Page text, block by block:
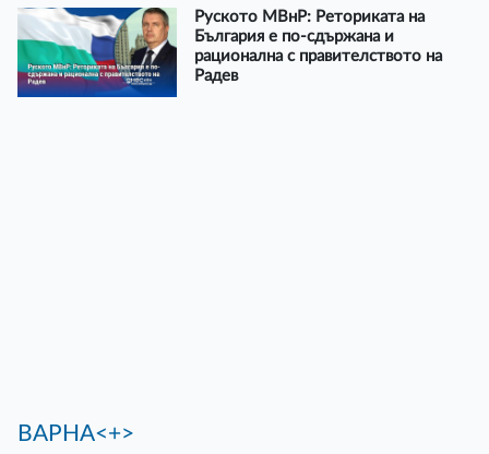
Руското МВнР: Реториката на
България е по-сдържана и
рационална с правителството на
Радев
ВАРНА<+>